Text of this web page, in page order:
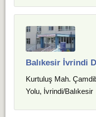
Balıkesir İvrindi
Kurtuluş Mah.
Yolu, İvrindi/Balıkesir